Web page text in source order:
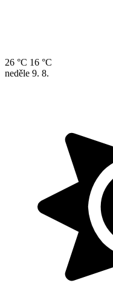
26 °C 16 °C
neděle 9. 8.